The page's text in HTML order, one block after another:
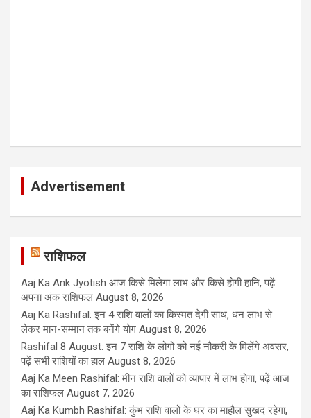
Advertisement
राशिफल
Aaj Ka Ank Jyotish आज किसे मिलेगा लाभ और किसे होगी हानि, पढ़ें
अपना अंक राशिफल August 8, 2026
Aaj Ka Rashifal: इन 4 राशि वालों का किस्मत देगी साथ, धन लाभ से
लेकर मान-सम्मान तक बनेंगे योग August 8, 2026
Rashifal 8 August: इन 7 राशि के लोगों को नई नौकरी के मिलेंगे अवसर,
पढ़ें सभी राशियों का हाल August 8, 2026
Aaj Ka Meen Rashifal: मीन राशि वालों को व्यापार में लाभ होगा, पढ़ें आज
का राशिफल August 7, 2026
Aaj Ka Kumbh Rashifal: कुंभ राशि वालों के घर का माहौल सुखद रहेगा,